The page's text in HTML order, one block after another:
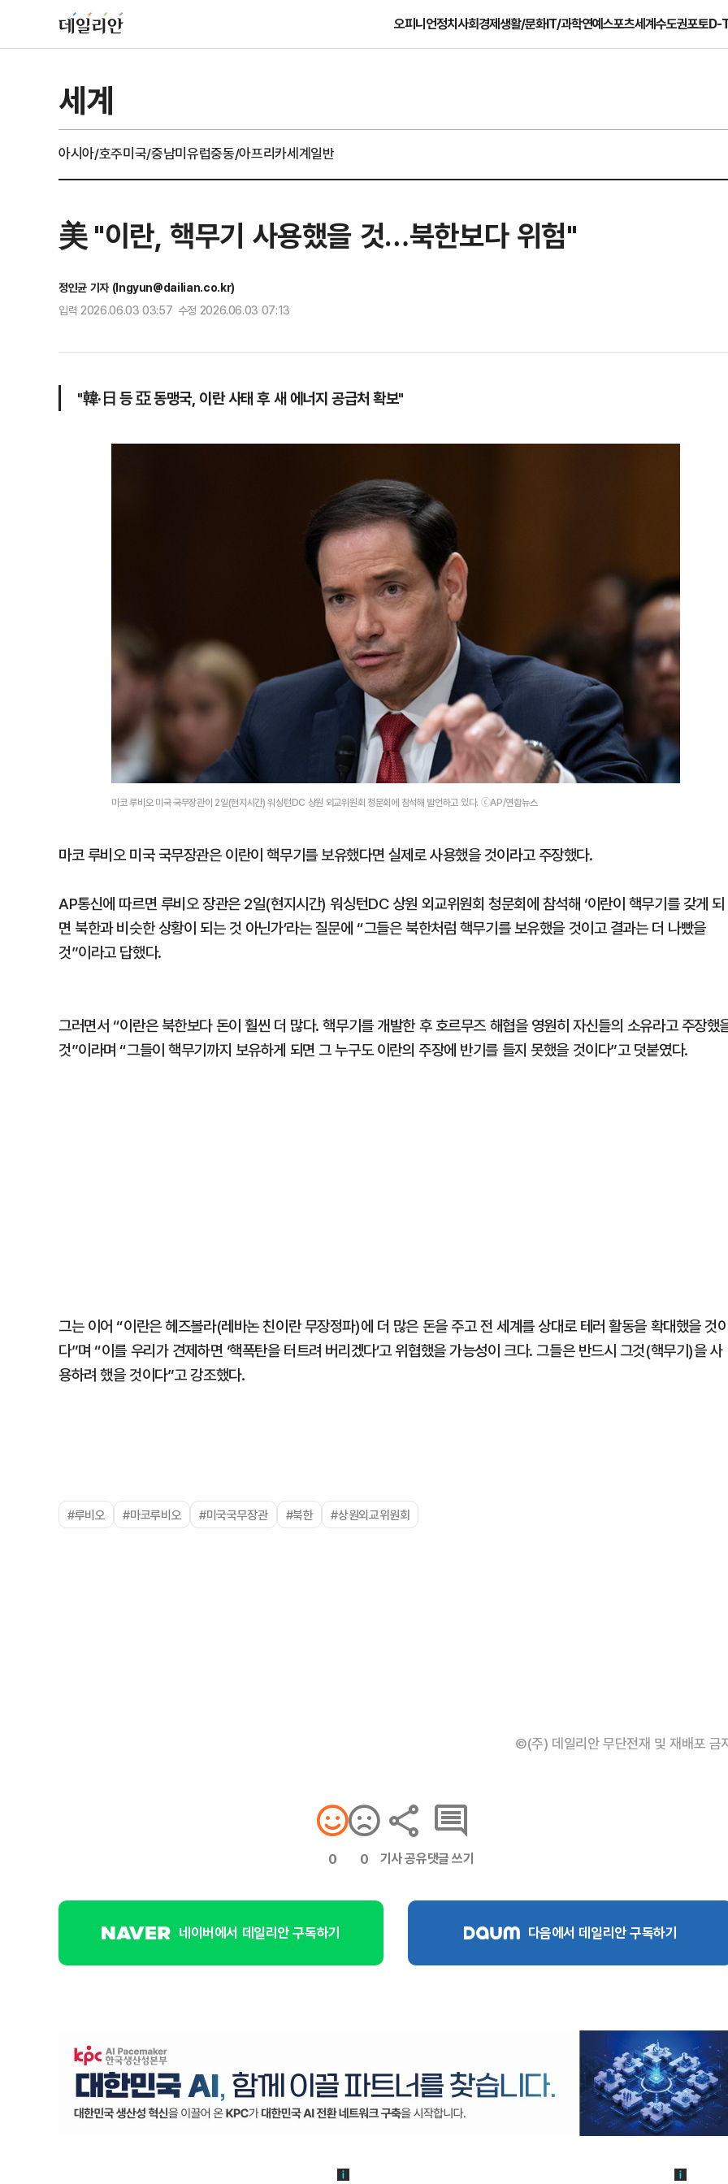
오피니언정치사회경제생활/문화IT/과학연예스포츠세계수도권포토D-
세계
아시아/호주미국/중남미유럽중동/아프리카세계일반
美 "이란, 핵무기 사용했을 것…북한보다 위험"
정인균 기자 (Ingyun@dailian.co.kr)
입력 2026.06.03 03:57 수정 2026.06.03 07:13
"韓·日 등 亞 동맹국, 이란 사태 후 새 에너지 공급처 확보"
마코 루비오 미국 국무장관이 2일(현지시간) 워싱턴DC 상원 외교위원회 청문회에 참석해 발언하고 있다. ⓒAP/연합뉴스
마코 루비오 미국 국무장관은 이란이 핵무기를 보유했다면 실제로 사용했을 것이라고 주장했다.
AP통신에 따르면 루비오 장관은 2일(현지시간) 워싱턴DC 상원 외교위원회 청문회에 참석해 ‘이란이 핵무기를 갖게 되
면 북한과 비슷한 상황이 되는 것 아닌가’라는 질문에 “그들은 북한처럼 핵무기를 보유했을 것이고 결과는 더 나빴을
것”이라고 답했다.
그러면서 “이란은 북한보다 돈이 훨씬 더 많다. 핵무기를 개발한 후 호르무즈 해협을 영원히 자신들의 소유라고 주장했
것”이라며 “그들이 핵무기까지 보유하게 되면 그 누구도 이란의 주장에 반기를 들지 못했을 것이다”고 덧붙였다.
그는 이어 “이란은 헤즈볼라(레바논 친이란 무장정파)에 더 많은 돈을 주고 전 세계를 상대로 테러 활동을 확대했을 것
다”며 “이를 우리가 견제하면 ‘핵폭탄을 터트려 버리겠다’고 위협했을 가능성이 크다. 그들은 반드시 그것(핵무기)을 사
용하려 했을 것이다”고 강조했다.
#루비오 #마코루비오 #미국국무장관 #북한 #상원외교위원회
©(주) 데일리안 무단전재 및 재배포 금
0 0 기사 공유댓글 쓰기
네이버에서 데일리안 구독하기 다음에서 데일리안 구독하기